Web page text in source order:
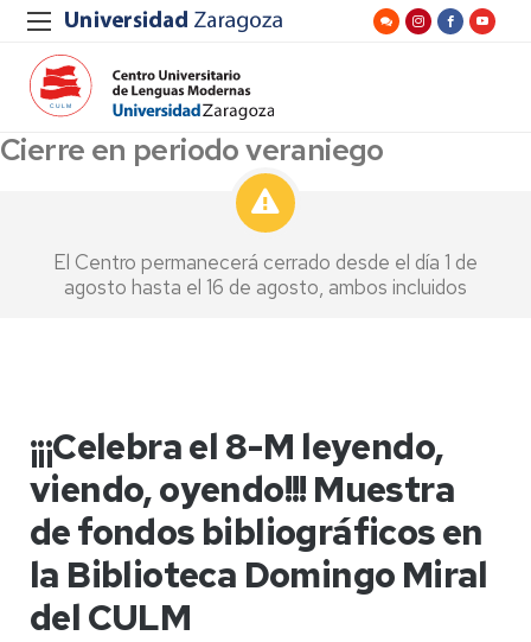
Cierre en periodo veraniego
El Centro permanecerá cerrado desde el día 1 de
agosto hasta el 16 de agosto, ambos incluidos
¡¡¡Celebra el 8-M leyendo,
viendo, oyendo!!! Muestra
de fondos bibliográficos en
la Biblioteca Domingo Miral
del CULM